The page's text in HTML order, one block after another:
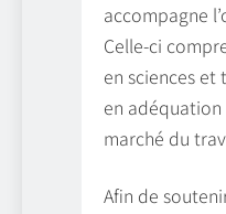
accompagne
Celle-ci
en sciences
en adéquation
marché du
Afin de